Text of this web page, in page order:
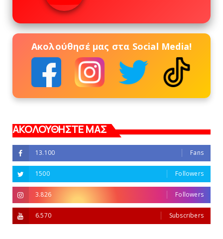
Ακολούθησέ μας στα Social Media!
ΑΚΟΛΟΥΘΗΣΤΕ ΜΑΣ
13.100 Fans
1500 Followers
3.826 Followers
6.570 Subscribers